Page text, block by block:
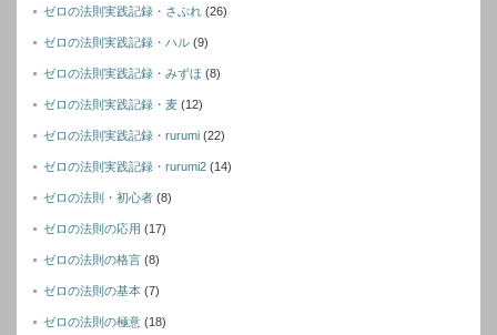
ゼロの法則実践記録・さぶれ (26)
ゼロの法則実践記録・ハル (9)
ゼロの法則実践記録・みずほ (8)
ゼロの法則実践記録・麦 (12)
ゼロの法則実践記録・rurumi (22)
ゼロの法則実践記録・rurumi2 (14)
ゼロの法則・初心者 (8)
ゼロの法則の応用 (17)
ゼロの法則の格言 (8)
ゼロの法則の基本 (7)
ゼロの法則の極意 (18)